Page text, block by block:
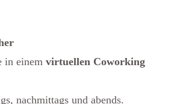
in einem virtuellen Coworking
nachmittags und abends.